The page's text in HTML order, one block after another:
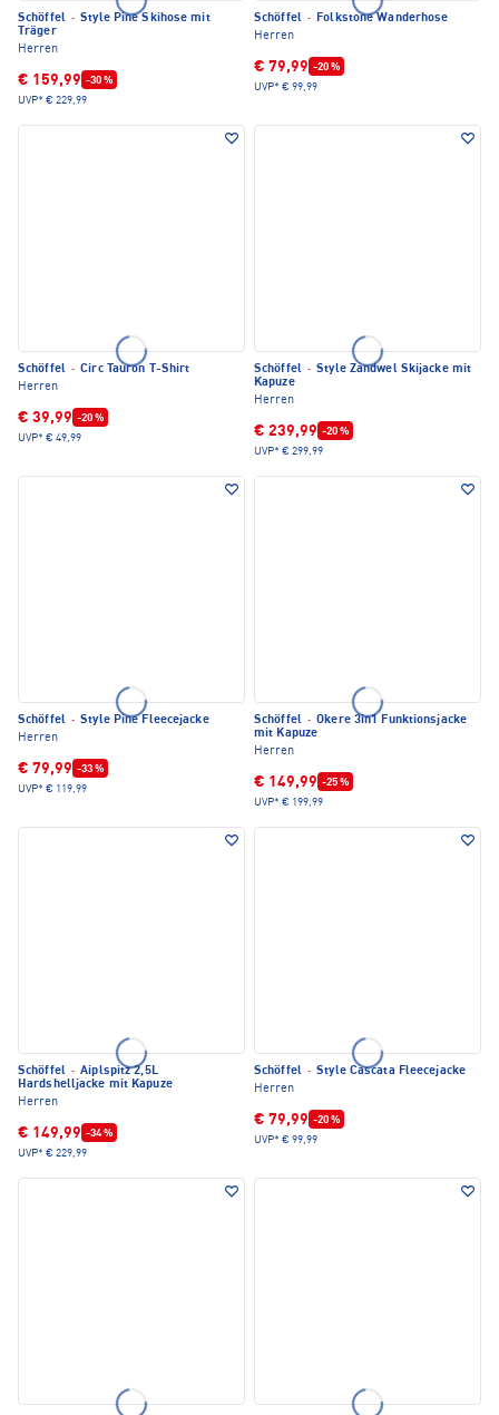
Schöffel · Style Pine Skihose mit
Träger
Herren
€ 159,99 -30 %
UVP* € 229,99
Schöffel · Folkstone Wanderhose
Herren
€ 79,99 -20 %
UVP* € 99,99
Schöffel · Circ Tauron T-Shirt
Herren
€ 39,99 -20 %
UVP* € 49,99
Schöffel · Style Zandwel Skijacke mit
Kapuze
Herren
€ 239,99 -20 %
UVP* € 299,99
Schöffel · Style Pine Fleecejacke
Herren
€ 79,99 -33 %
UVP* € 119,99
Schöffel · Okere 3in1 Funktionsjacke
mit Kapuze
Herren
€ 149,99 -25 %
UVP* € 199,99
Schöffel · Aiplspitz 2,5L
Hardshelljacke mit Kapuze
Herren
€ 149,99 -34 %
UVP* € 229,99
Schöffel · Style Cascata Fleecejacke
Herren
€ 79,99 -20 %
UVP* € 99,99